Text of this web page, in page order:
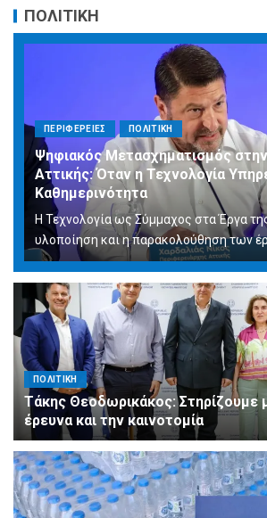
ΠΟΛΙΤΙΚΗ
ΠΕΡΙΦΕΡΕΙΕΣ ΠΟΛΙΤΙΚΗ
Ψηφιακός Μετασχηματισμός
Αττικής: Όταν η Τεχνολογία
Καθημερινότητα
Η Τεχνολογία ως Σύμμαχος στα Έργα
υλοποίηση και η παρακολούθηση των
ΠΟΛΙΤΙΚΗ
Τάκης Θεοδωρικάκος: Στηρίζουμε
έρευνα και την καινοτομία